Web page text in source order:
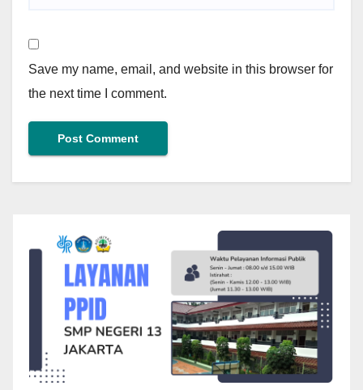
Save my name, email, and website in this browser for
the next time I comment.